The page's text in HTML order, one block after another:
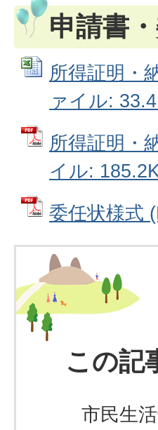
申請書
所得証明・
ァイル:
所得証明・
イル:
委任状様式
この記
市民生